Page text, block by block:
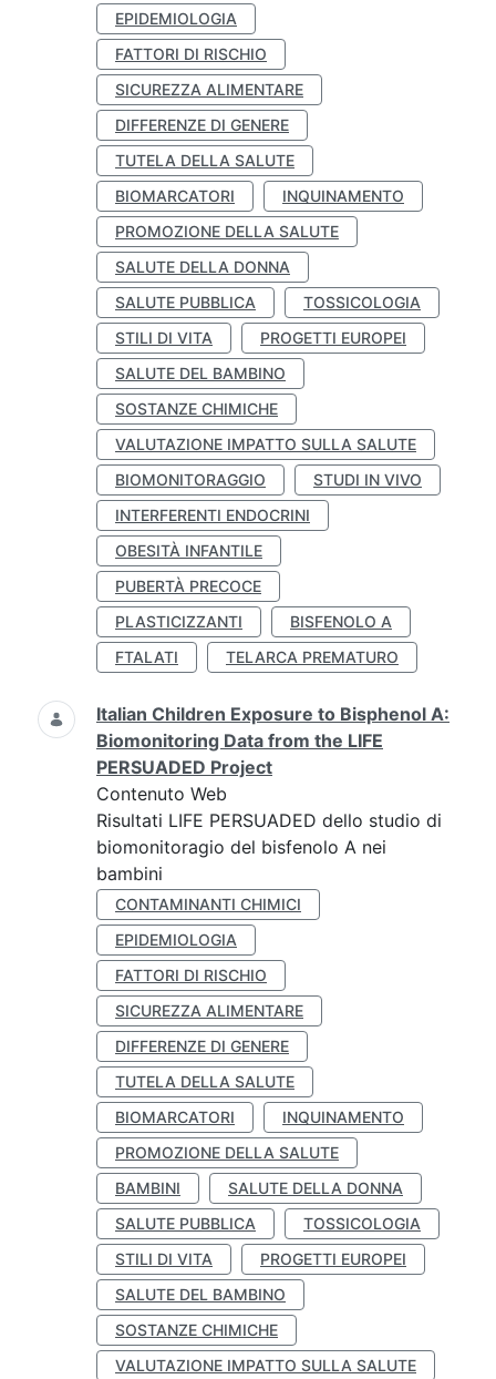
EPIDEMIOLOGIA
FATTORI DI RISCHIO
SICUREZZA ALIMENTARE
DIFFERENZE DI GENERE
TUTELA DELLA SALUTE
BIOMARCATORI
INQUINAMENTO
PROMOZIONE DELLA SALUTE
SALUTE DELLA DONNA
SALUTE PUBBLICA
TOSSICOLOGIA
STILI DI VITA
PROGETTI EUROPEI
SALUTE DEL BAMBINO
SOSTANZE CHIMICHE
VALUTAZIONE IMPATTO SULLA SALUTE
BIOMONITORAGGIO
STUDI IN VIVO
INTERFERENTI ENDOCRINI
OBESITÀ INFANTILE
PUBERTÀ PRECOCE
PLASTICIZZANTI
BISFENOLO A
FTALATI
TELARCA PREMATURO
Italian Children Exposure to Bisphenol A:
Biomonitoring Data from the LIFE
PERSUADED Project
Contenuto Web
Risultati LIFE PERSUADED dello studio di
biomonitoragio del bisfenolo A nei
bambini
CONTAMINANTI CHIMICI
EPIDEMIOLOGIA
FATTORI DI RISCHIO
SICUREZZA ALIMENTARE
DIFFERENZE DI GENERE
TUTELA DELLA SALUTE
BIOMARCATORI
INQUINAMENTO
PROMOZIONE DELLA SALUTE
BAMBINI
SALUTE DELLA DONNA
SALUTE PUBBLICA
TOSSICOLOGIA
STILI DI VITA
PROGETTI EUROPEI
SALUTE DEL BAMBINO
SOSTANZE CHIMICHE
VALUTAZIONE IMPATTO SULLA SALUTE